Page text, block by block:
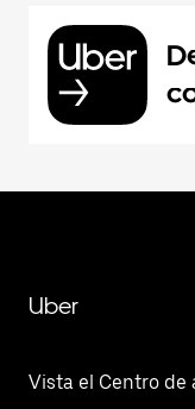
Uber
Vista el Centro de